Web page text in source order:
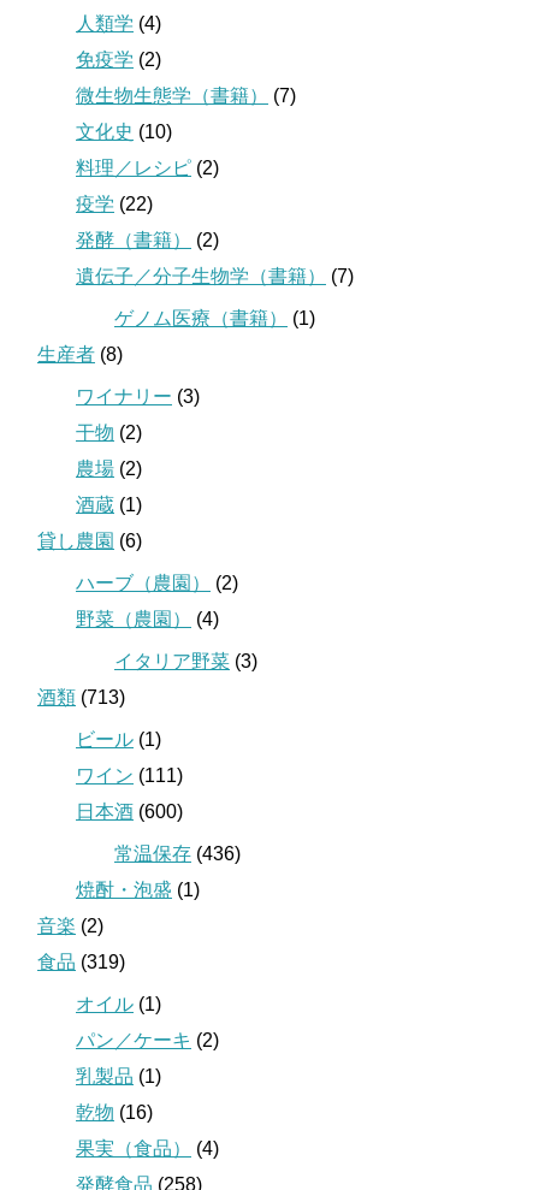
人類学 (4)
免疫学 (2)
微生物生態学（書籍）
(7)
文化史 (10)
料理／レシピ (2)
疫学 (22)
発酵（書籍）
(2)
遺伝子／分子生物学（書籍）
(7)
ゲノム医療（書籍）
(1)
生産者 (8)
ワイナリー (3)
干物 (2)
農場 (2)
酒蔵 (1)
貸し農園 (6)
ハーブ（農園）
(2)
野菜（農園）
(4)
イタリア野菜 (3)
酒類 (713)
ビール (1)
ワイン (111)
日本酒 (600)
常温保存 (436)
焼酎・泡盛 (1)
音楽 (2)
食品 (319)
オイル (1)
パン／ケーキ (2)
乳製品 (1)
乾物 (16)
果実（食品）
(4)
発酵食品 (258)